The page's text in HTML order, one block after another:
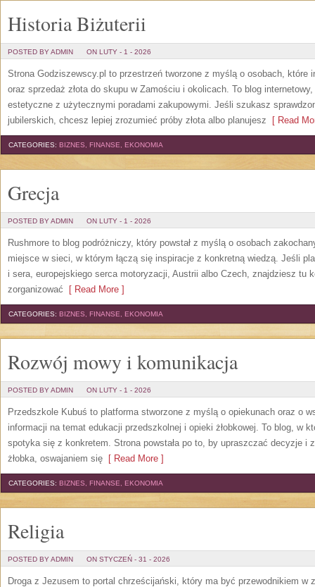
Historia Biżuterii
POSTED BY ADMIN ON LUTY - 1 - 2026
Strona Godziszewscy.pl to przestrzeń tworzone z myślą o osobach, które
oraz sprzedaż złota do skupu w Zamościu i okolicach. To blog
estetyczne z użytecznymi poradami zakupowymi. Jeśli szukasz
jubilerskich, chcesz lepiej zrozumieć próby złota albo planujesz [ Read
CATEGORIES: BIZNES, FINANSE, EKONOMIA
Grecja
POSTED BY ADMIN ON LUTY - 1 - 2026
Rushmore to blog podróżniczy, który powstał z myślą o osobach
miejsce w sieci, w którym łączą się inspiracje z konkretną wiedzą. Jeśli
i sera, europejskiego serca motoryzacji, Austrii albo Czech, znajdziesz tu
zorganizować [ Read More ]
CATEGORIES: BIZNES, FINANSE, EKONOMIA
Rozwój mowy i komunikacja
POSTED BY ADMIN ON LUTY - 1 - 2026
Przedszkole Kubuś to platforma stworzone z myślą o opiekunach oraz o
informacji na temat edukacji przedszkolnej i opieki żłobkowej. To blog, w
spotyka się z konkretem. Strona powstała po to, by upraszczać decyzje i
żłobka, oswajaniem się [ Read More ]
CATEGORIES: BIZNES, FINANSE, EKONOMIA
Religia
POSTED BY ADMIN ON STYCZEŃ - 31 - 2026
Droga z Jezusem to portal chrześcijański, który ma być przewodnikiem w